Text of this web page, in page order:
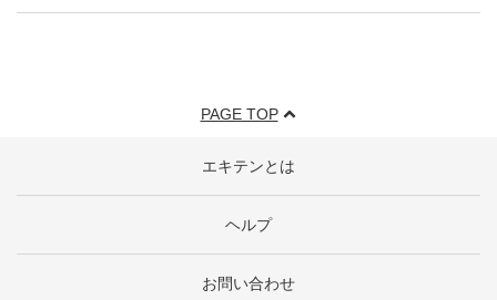
PAGE TOP
エキテンとは
ヘルプ
お問い合わせ